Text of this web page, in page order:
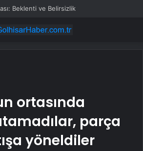
Beklenti ve Belirsizlik
ortasında
parça
yöneldiler